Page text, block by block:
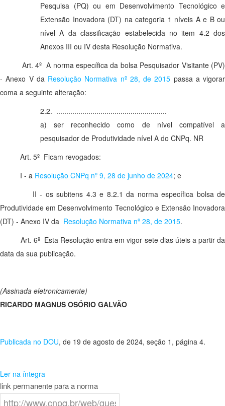
Pesquisa (PQ) ou em Desenvolvimento Tecnológico e
Extensão Inovadora (DT) na categoria 1 níveis A e B ou
nível A da classificação estabelecida no item 4.2 dos
Anexos III ou IV desta Resolução Normativa.
Art. 4º A norma específica da bolsa Pesquisador Visitante (PV)
- Anexo V da Resolução Normativa nº 28, de 2015 passa a vigorar
coma a seguinte alteração:
2.2. .......................................................
a) ser reconhecido como de nível compatível a
pesquisador de Produtividade nível A do CNPq. NR
Art. 5º Ficam revogados:
I - a Resolução CNPq nº 9, 28 de junho de 2024; e
II - os subitens 4.3 e 8.2.1 da norma específica bolsa de
Produtividade em Desenvolvimento Tecnológico e Extensão Inovadora
(DT) - Anexo IV da Resolução Normativa nº 28, de 2015.
Art. 6º Esta Resolução entra em vigor sete dias úteis a partir da
data da sua publicação.
(Assinada eletronicamente)
RICARDO MAGNUS OSÓRIO GALVÃO
Publicada no DOU, de 19 de agosto de 2024, seção 1, página 4.
Ler na íntegra
link permanente para a norma